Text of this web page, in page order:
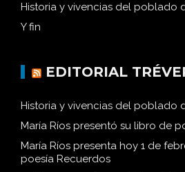
Historia y vivencias del poblado
Y fin
EDITORIAL
Historia y vivencias del poblado
María Ríos presentó su libro de
María Ríos presenta hoy 1 de
poesía Recuerdos